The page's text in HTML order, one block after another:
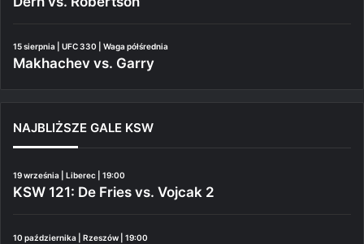
15 sierpnia | UFC 330 | Waga półśrednia
Makhachev vs. Garry
NAJBLIŻSZE GALE KSW
19 września | Liberec | 19:00
KSW 121: De Fries vs. Vojcak 2
10 października | Rzeszów | 19:00